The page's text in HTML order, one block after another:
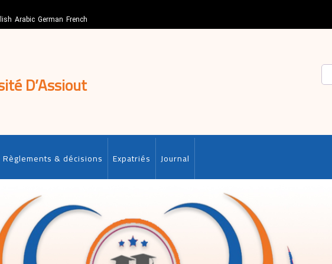
Arabic German French
D’Assiout
Règlements & décisions Expatriés Journal